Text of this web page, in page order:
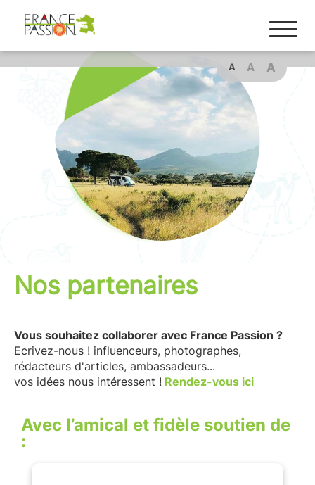
A A A
Nos partenaires
Vous souhaitez collaborer avec France Passion ?
Ecrivez-nous ! influenceurs, photographes,
rédacteurs d'articles, ambassadeurs...
vos idées nous intéressent ! Rendez-vous ici
Avec l’amical et fidèle soutien de
: